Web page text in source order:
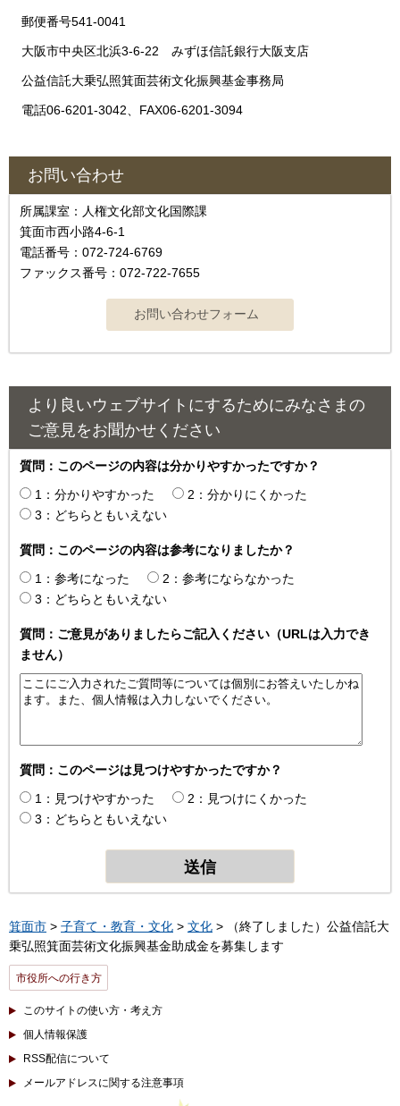
郵便番号541-0041
大阪市中央区北浜3-6-22 みずほ信託銀行大阪支店
公益信託大乗弘照箕面芸術文化振興基金事務局
電話06-6201-3042、FAX06-6201-3094
お問い合わせ
所属課室：人権文化部文化国際課
箕面市西小路4-6-1
電話番号：072-724-6769
ファックス番号：072-722-7655
より良いウェブサイトにするためにみなさまの
ご意見をお聞かせください
質問：このページの内容は分かりやすかったですか？
1：分かりやすかった
2：分かりにくかった
3：どちらともいえない
質問：このページの内容は参考になりましたか？
1：参考になった
2：参考にならなかった
3：どちらともいえない
質問：ご意見がありましたらご記入ください（URLは入力でき
ません）
質問：このページは見つけやすかったですか？
1：見つけやすかった
2：見つけにくかった
3：どちらともいえない
箕面市 > 子育て・教育・文化 > 文化 > （終了しました）公益信託大
乗弘照箕面芸術文化振興基金助成金を募集します
市役所への行き方
このサイトの使い方・考え方
個人情報保護
RSS配信について
メールアドレスに関する注意事項